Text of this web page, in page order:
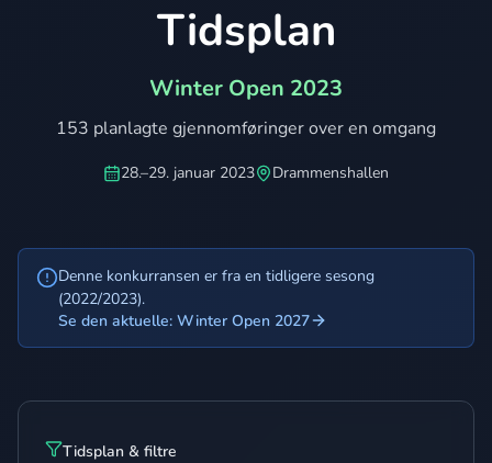
Tidsplan
Winter Open 2023
153 planlagte gjennomføringer over en omgang
28.–29. januar 2023 Drammenshallen
Denne konkurransen er fra en tidligere sesong
(2022/2023).
Se den aktuelle: Winter Open 2027
Tidsplan & filtre